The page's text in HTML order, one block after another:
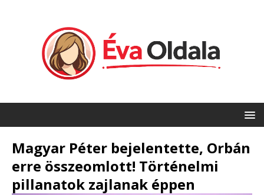
Magyar Péter bejelentette, Orbán
erre összeomlott! Történelmi
pillanatok zajlanak éppen